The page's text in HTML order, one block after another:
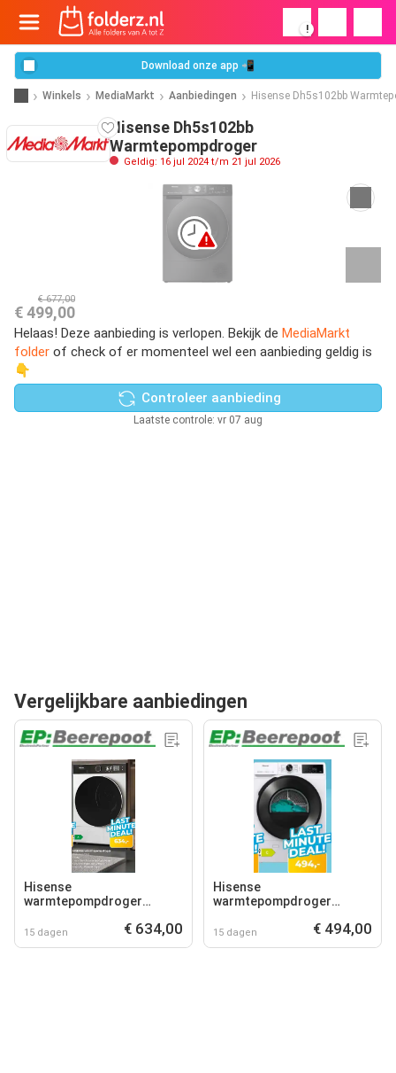
!
Download onze app 📲
Winkels MediaMarkt Aanbiedingen Hisense Dh5s102bb
Hisense Dh5s102bb
Warmtepompdroger
Geldig: 16 jul 2024 t/m 21 jul 2026
€ 677,00
€ 499,00
Helaas! Deze aanbieding is verlopen. Bekijk de MediaMarkt
folder of check of er momenteel wel een aanbieding geldig is
👇
Controleer aanbieding
Laatste controle: vr 07 aug
Vergelijkbare aanbiedingen
Hisense
warmtepompdroger
15 dagen € 634,00
Hisense
warmtepompdroger
15 dagen € 494,00